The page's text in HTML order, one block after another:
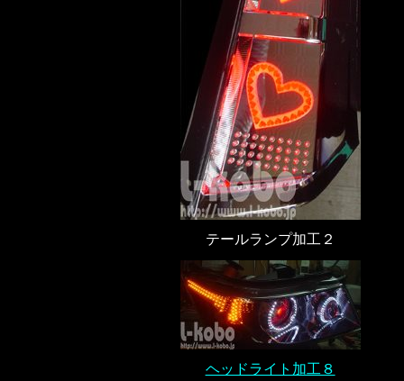
テールランプ加工２
ヘッドライト加工８